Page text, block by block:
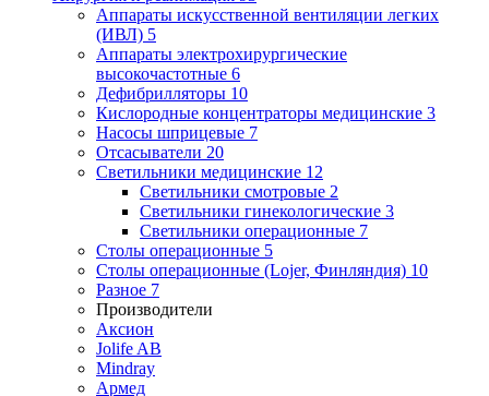
Аппараты искусственной вентиляции легких
(ИВЛ) 5
Аппараты электрохирургические
высокочастотные 6
Дефибрилляторы 10
Кислородные концентраторы медицинские 3
Насосы шприцевые 7
Отсасыватели 20
Светильники медицинские 12
Светильники смотровые 2
Светильники гинекологические 3
Светильники операционные 7
Столы операционные 5
Столы операционные (Lojer, Финляндия) 10
Разное 7
Производители
Аксион
Jolife AB
Mindray
Армед